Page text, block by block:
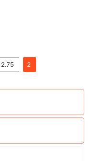
2.75 2